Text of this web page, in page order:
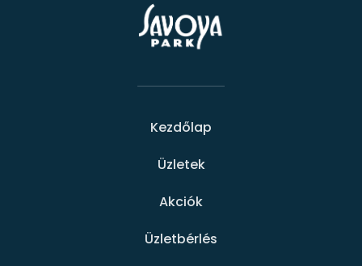
Kezdőlap
Üzletek
Akciók
Üzletbérlés